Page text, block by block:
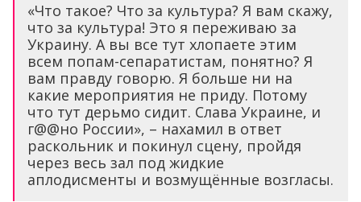
«Что такое? Что за культура? Я вам скажу,
что за культура! Это я переживаю за
Украину. А вы все тут хлопаете этим
всем попам-сепаратистам, понятно? Я
вам правду говорю. Я больше ни на
какие мероприятия не приду. Потому
что тут дерьмо сидит. Слава Украине, и
г@@но России», – нахамил в ответ
раскольник и покинул сцену, пройдя
через весь зал под жидкие
аплодисменты и возмущённые возгласы.